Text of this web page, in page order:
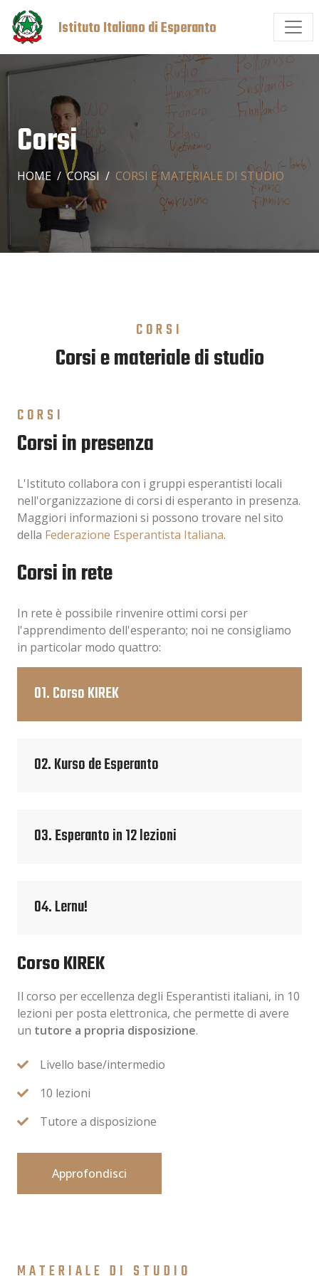
Istituto Italiano di Esperanto
Corsi
HOME CORSI CORSI E MATERIALE DI STUDIO
CORSI
Corsi e materiale di studio
CORSI
Corsi in presenza
L'Istituto collabora con i gruppi esperantisti locali
nell'organizzazione di corsi di esperanto in presenza.
Maggiori informazioni si possono trovare nel sito
della Federazione Esperantista Italiana.
Corsi in rete
In rete è possibile rinvenire ottimi corsi per
l'apprendimento dell'esperanto; noi ne consigliamo
in particolar modo quattro:
01. Corso KIREK
02. Kurso de Esperanto
03. Esperanto in 12 lezioni
04. Lernu!
Corso KIREK
Il corso per eccellenza degli Esperantisti italiani, in 10
lezioni per posta elettronica, che permette di avere
un tutore a propria disposizione.
Livello base/intermedio
10 lezioni
Tutore a disposizione
Approfondisci
MATERIALE DI STUDIO